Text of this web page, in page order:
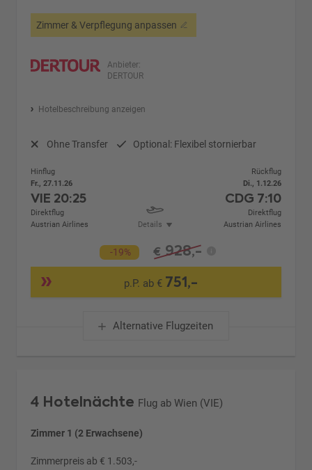
Zimmer & Verpflegung anpassen
Anbieter:
DERTOUR
Hotelbeschreibung anzeigen
Ohne Transfer Optional: Flexibel stornierbar
Hinflug
Fr., 27.11.26
VIE 20:25
Direktflug
Austrian Airlines
Details
Rückflug
Di., 1.12.26
CDG 7:10
Direktflug
Austrian Airlines
-19% € 928,-
p.P. ab € 751,-
Alternative Flugzeiten
4 Hotelnächte Flug ab Wien (VIE)
Zimmer 1 (2 Erwachsene)
Zimmerpreis ab € 1.503,-